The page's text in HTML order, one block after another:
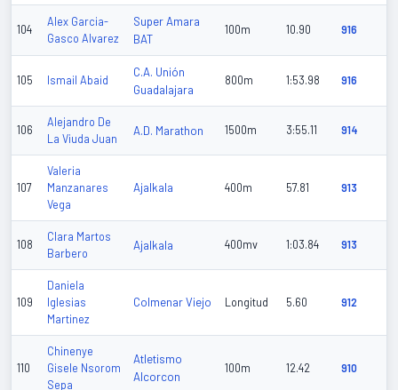
104
Alex Garcia-
Gasco Alvarez
Super Amara
BAT
100m 10.90 916
105 Ismail Abaid
C.A. Unión
Guadalajara
800m 1:53.98 916
106
Alejandro De
La Viuda Juan
A.D. Marathon 1500m 3:55.11 914
107
Valeria
Manzanares
Vega
Ajalkala 400m 57.81 913
108
Clara Martos
Barbero
Ajalkala 400mv 1:03.84 913
109
Daniela
Iglesias
Martinez
Colmenar Viejo Longitud 5.60 912
110
Chinenye
Gisele Nsorom
Sepa
Atletismo
Alcorcon
100m 12.42 910